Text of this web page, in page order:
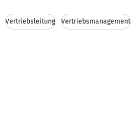
Vertriebsleitung Vertriebsmanagement